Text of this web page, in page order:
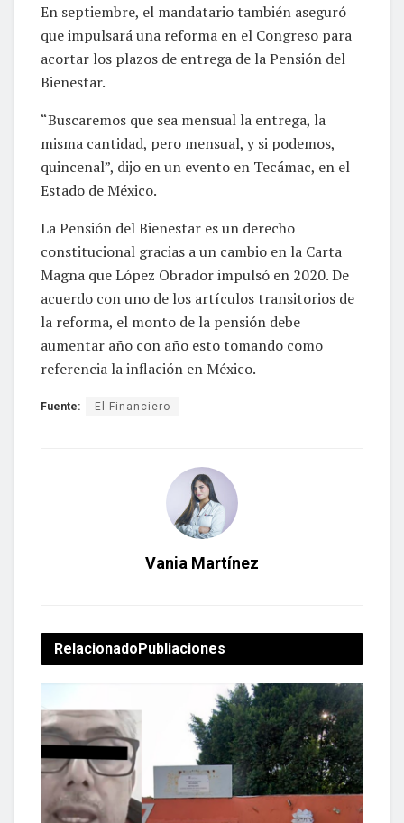
En septiembre, el mandatario también aseguró
que impulsará una reforma en el Congreso para
acortar los plazos de entrega de la Pensión del
Bienestar.
“Buscaremos que sea mensual la entrega, la
misma cantidad, pero mensual, y si podemos,
quincenal”, dijo en un evento en Tecámac, en el
Estado de México.
La Pensión del Bienestar es un derecho
constitucional gracias a un cambio en la Carta
Magna que López Obrador impulsó en 2020. De
acuerdo con uno de los artículos transitorios de
la reforma, el monto de la pensión debe
aumentar año con año esto tomando como
referencia la inflación en México.
Fuente: El Financiero
Vania Martínez
RelacionadoPubliaciones